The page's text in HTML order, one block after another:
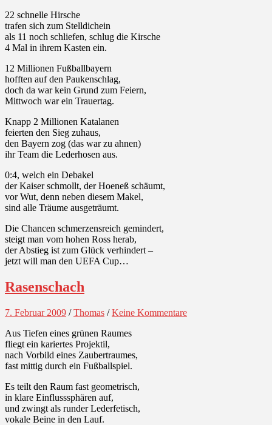
22 schnelle Hirsche
trafen sich zum Stelldichein
als 11 noch schliefen, schlug die Kirsche
4 Mal in ihrem Kasten ein.
12 Millionen Fußballbayern
hofften auf den Paukenschlag,
doch da war kein Grund zum Feiern,
Mittwoch war ein Trauertag.
Knapp 2 Millionen Katalanen
feierten den Sieg zuhaus,
den Bayern zog (das war zu ahnen)
ihr Team die Lederhosen aus.
0:4, welch ein Debakel
der Kaiser schmollt, der Hoeneß schäumt,
vor Wut, denn neben diesem Makel,
sind alle Träume ausgeträumt.
Die Chancen schmerzensreich gemindert,
steigt man vom hohen Ross herab,
der Abstieg ist zum Glück verhindert –
jetzt will man den UEFA Cup…
Rasenschach
7. Februar 2009 /Thomas /Keine Kommentare
Aus Tiefen eines grünen Raumes
fliegt ein kariertes Projektil,
nach Vorbild eines Zaubertraumes,
fast mittig durch ein Fußballspiel.
Es teilt den Raum fast geometrisch,
in klare Einflusssphären auf,
und zwingt als runder Lederfetisch,
vokale Beine in den Lauf.